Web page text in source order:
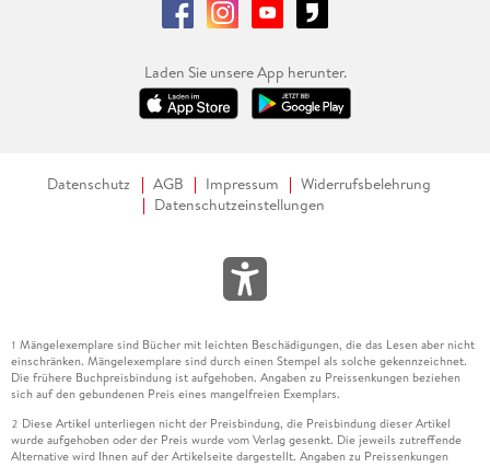
Laden Sie unsere App herunter.
Datenschutz AGB Impressum
Widerrufsbelehrung
Datenschutzeinstellungen
1 Mängelexemplare sind Bücher mit leichten Beschädigungen, die das Lesen aber nicht
einschränken. Mängelexemplare sind durch einen Stempel als solche gekennzeichnet.
Die frühere Buchpreisbindung ist aufgehoben. Angaben zu Preissenkungen beziehen
sich auf den gebundenen Preis eines mangelfreien Exemplars.
2 Diese Artikel unterliegen nicht der Preisbindung, die Preisbindung dieser Artikel
wurde aufgehoben oder der Preis wurde vom Verlag gesenkt. Die jeweils zutreffende
Alternative wird Ihnen auf der Artikelseite dargestellt. Angaben zu Preissenkungen